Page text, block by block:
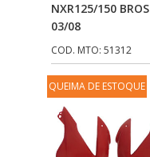
NXR125/150 BROS
03/08
COD. MTO: 51312
QUEIMA DE ESTOQUE